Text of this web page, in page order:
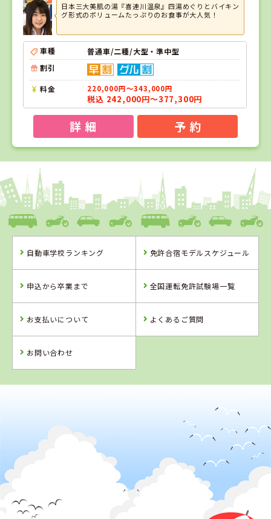
日本三大美肌の湯『喜連川温泉』四湯めぐりとバイキン
グ形式のボリュームたっぷりのお食事が大人気！
車種
普通車/二種/大型・準中型
割引
料金 220,000円～343,000円
税込 242,000円～377,300円
詳 細 予 約
1
新潟県
新潟中央自動車学校
詳 細 予 約
学校
詳 細
詳 細
学校
詳 細
4位
新潟県
詳 細
5
千葉県
千葉マリーナド
ライビングスク
埼玉県
行田自動車教習
詳 細
自動車学校ランキング 免許合宿モデルスケジュール
申込から卒業まで 全国運転免許試験場一覧
お支払いについて よくあるご質問
お問い合わせ